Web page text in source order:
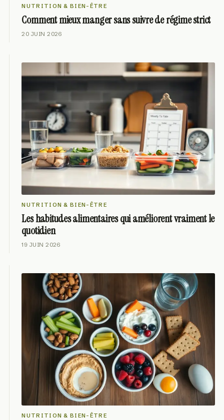
NUTRITION & BIEN-ÊTRE
Comment mieux manger sans suivre de régime strict
20 JUIN 2026
NUTRITION & BIEN-ÊTRE
Les habitudes alimentaires qui améliorent vraiment le
quotidien
19 JUIN 2026
NUTRITION & BIEN-ÊTRE